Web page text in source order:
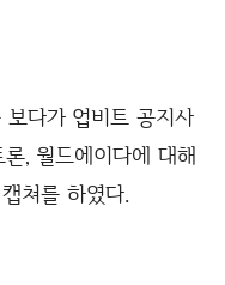
다가 업비트 공지사
, 월드에이다에 대해
쳐를 하였다.